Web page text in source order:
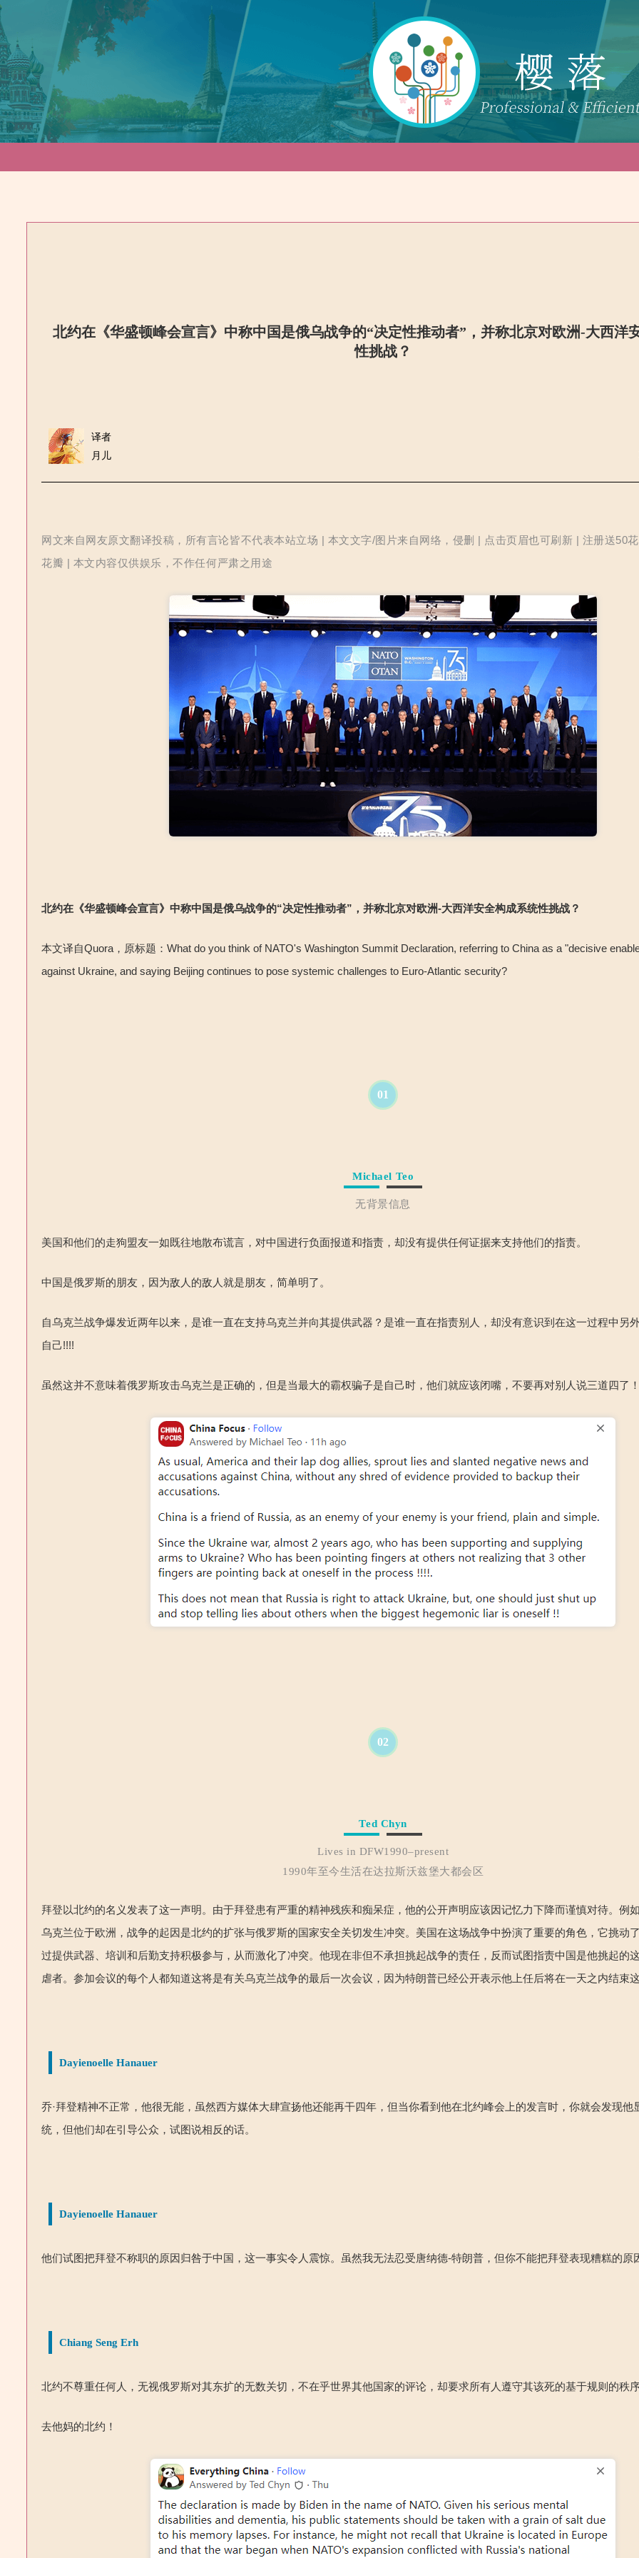
北约在《华盛顿峰会宣言》中称中国是俄乌战争的“决定性推动者”，并称北京对欧洲-大西洋
性挑战？
译者
月儿
网文来自网友原文翻译投稿，所有言论皆不代表本站立场 | 本文文字/图片来自网络，侵删 | 点击页眉也可刷新 | 注册送50
花瓣 | 本文内容仅供娱乐，不作任何严肃之用途
北约在《华盛顿峰会宣言》中称中国是俄乌战争的“决定性推动者” ，并称北京对欧洲-大西洋安全构成系统性挑战？
本文译自Quora ，原标题：What do you think of NATO's Washington Summit Declaration, referring to China as a "decisive
against Ukraine, and saying Beijing continues to pose systemic challenges to Euro-Atlantic security?
01
Michael Teo
无背景信息
美国和他们的走狗盟友一如既往地散布谎言，对中国进行负面报道和指责，却没有提供任何证据来支持他们的指责。
中国是俄罗斯的朋友，因为敌人的敌人就是朋友，简单明了。
自乌克兰战争爆发近两年以来，是谁一直在支持乌克兰并向其提供武器？是谁一直在指责别人，却没有意识到在这一过程中另
自己!!!!
虽然这并不意味着俄罗斯攻击乌克兰是正确的，但是当最大的霸权骗子是自己时，他们就应该闭嘴，不要再对别人说三道四了！
02
Ted Chyn
Lives in DFW1990–present
1990年至今生活在达拉斯沃兹堡大都会区
拜登以北约的名义发表了这一声明。由于拜登患有严重的精神残疾和痴呆症，他的公开声明应该因记忆力下降而谨慎对待。例
乌克兰位于欧洲，战争的起因是北约的扩张与俄罗斯的国家安全关切发生冲突。美国在这场战争中扮演了重要的角色，它挑动
过提供武器、培训和后勤支持积极参与，从而激化了冲突。他现在非但不承担挑起战争的责任，反而试图指责中国是他挑起的
虐者。参加会议的每个人都知道这将是有关乌克兰战争的最后一次会议，因为特朗普已经公开表示他上任后将在一天之内结束这
Dayienoelle Hanauer
乔·拜登精神不正常，他很无能，虽然西方媒体大肆宣扬他还能再干四年，但当你看到他在北约峰会上的发言时，你就会发现他
统，但他们却在引导公众，试图说相反的话。
Dayienoelle Hanauer
他们试图把拜登不称职的原因归咎于中国，这一事实令人震惊。虽然我无法忍受唐纳德-特朗普，但你不能把拜登表现糟糕的原
Chiang Seng Erh
北约不尊重任何人，无视俄罗斯对其东扩的无数关切，不在乎世界其他国家的评论，却要求所有人遵守其该死的基于规则的秩序
去他妈的北约！